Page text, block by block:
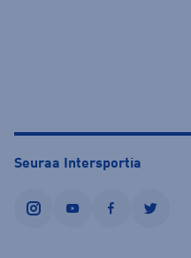
Seuraa Intersportia
instagramyoutubefacebooktwitter